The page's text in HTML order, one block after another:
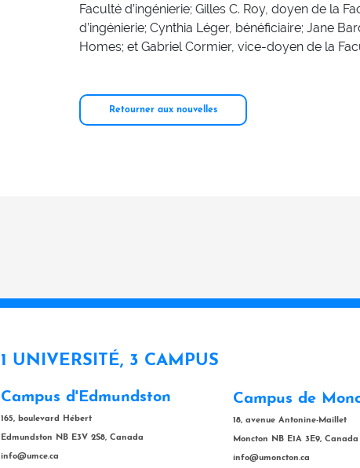
Faculté d’ingénierie; Gilles C. Roy, doyen de la
d’ingénierie; Cynthia Léger, bénéficiaire; Jane
Homes; et Gabriel Cormier, vice-doyen de la
Retourner aux nouvelles
1 UNIVERSITÉ, 3 CAMPUS
Campus d'Edmundston
165, boulevard Hébert
Edmundston NB E3V 2S8, Canada
info@umce.ca
Campus de
18, avenue Antonine-Maillet
Moncton NB E1A 3E9, Canada
info@umoncton.ca